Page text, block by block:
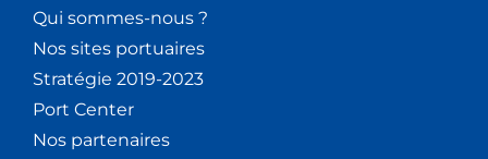
Qui sommes-nous ?
Nos sites portuaires
Stratégie 2019-2023
Port Center
Nos partenaires